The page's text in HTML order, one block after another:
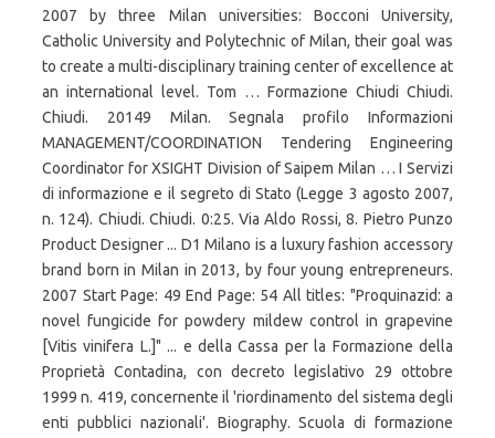
2007 by three Milan universities: Bocconi University,
Catholic University and Polytechnic of Milan, their goal was
to create a multi-disciplinary training center of excellence at
an international level. Tom … Formazione Chiudi Chiudi.
Chiudi. 20149 Milan. Segnala profilo Informazioni
MANAGEMENT/COORDINATION Tendering Engineering
Coordinator for XSIGHT Division of Saipem Milan … I Servizi
di informazione e il segreto di Stato (Legge 3 agosto 2007,
n. 124). Chiudi. Chiudi. 0:25. Via Aldo Rossi, 8. Pietro Punzo
Product Designer ... D1 Milano is a luxury fashion accessory
brand born in Milan in 2013, by four young entrepreneurs.
2007 Start Page: 49 End Page: 54 All titles: "Proquinazid: a
novel fungicide for powdery mildew control in grapevine
[Vitis vinifera L.]" ... e della Cassa per la Formazione della
Proprietà Contadina, con decreto legislativo 29 ottobre
1999 n. 419, concernente il 'riordinamento del sistema degli
enti pubblici nazionali'. Biography. Scuola di formazione